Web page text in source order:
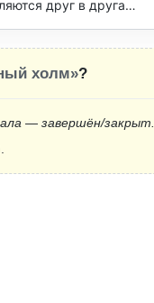
друг в друга…
холм»?
— завершён/закрыт.